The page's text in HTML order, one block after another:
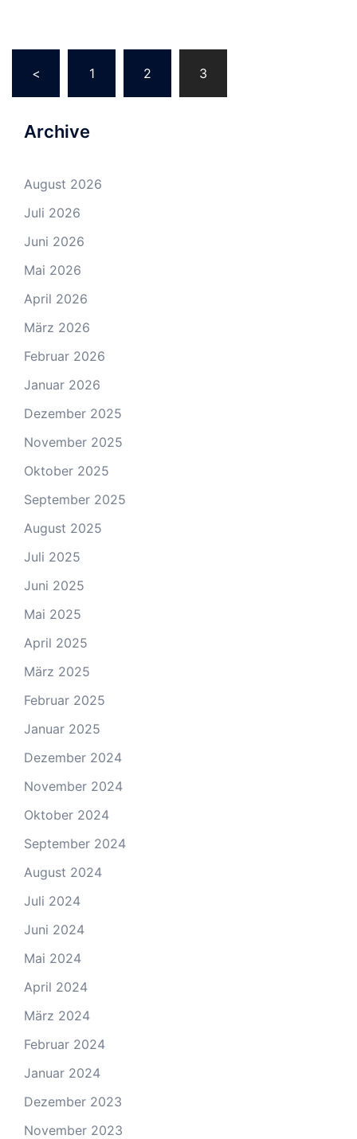
< 1 2 3
Archive
August 2026
Juli 2026
Juni 2026
Mai 2026
April 2026
März 2026
Februar 2026
Januar 2026
Dezember 2025
November 2025
Oktober 2025
September 2025
August 2025
Juli 2025
Juni 2025
Mai 2025
April 2025
März 2025
Februar 2025
Januar 2025
Dezember 2024
November 2024
Oktober 2024
September 2024
August 2024
Juli 2024
Juni 2024
Mai 2024
April 2024
März 2024
Februar 2024
Januar 2024
Dezember 2023
November 2023